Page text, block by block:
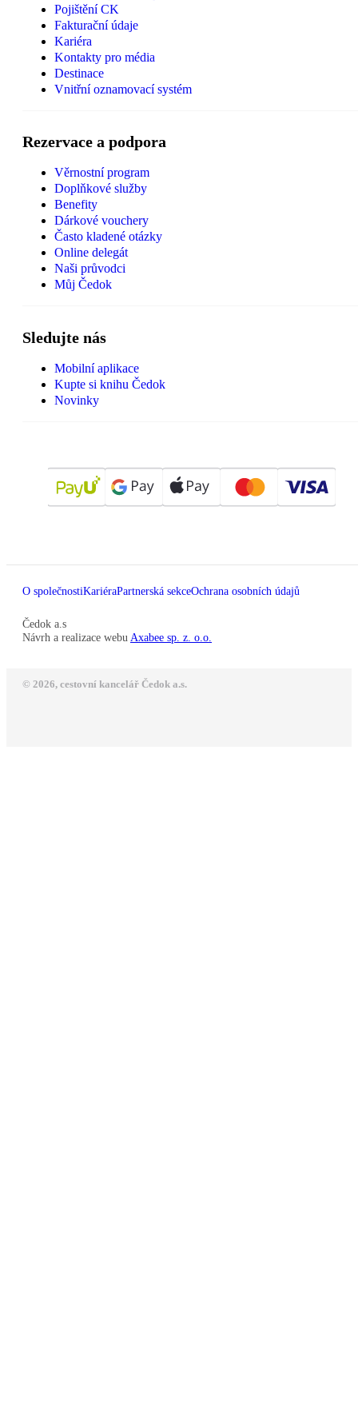
Pojištění CK
Fakturační údaje
Kariéra
Kontakty pro média
Destinace
Vnitřní oznamovací systém
Rezervace a podpora
Věrnostní program
Doplňkové služby
Benefity
Dárkové vouchery
Často kladené otázky
Online delegát
Naši průvodci
Můj Čedok
Sledujte nás
Mobilní aplikace
Kupte si knihu Čedok
Novinky
O společnostiKariéraPartnerská sekceOchrana osobních údajů
Čedok a.s
Návrh a realizace webu Axabee sp. z. o.o.
© 2026, cestovní kancelář Čedok a.s.